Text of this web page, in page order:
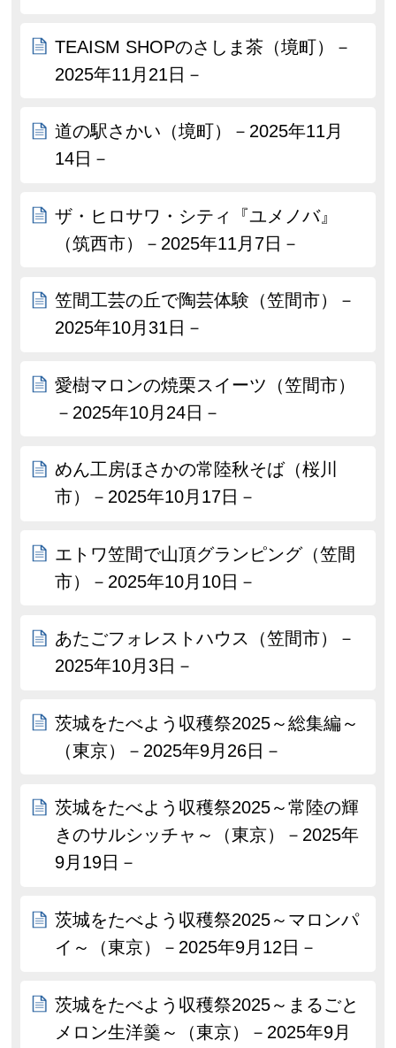
TEAISM SHOPのさしま茶（境町）－
2025年11月21日－
道の駅さかい（境町）－2025年11月
14日－
ザ・ヒロサワ・シティ『ユメノバ』
（筑西市）－2025年11月7日－
笠間工芸の丘で陶芸体験（笠間市）－
2025年10月31日－
愛樹マロンの焼栗スイーツ（笠間市）
－2025年10月24日－
めん工房ほさかの常陸秋そば（桜川
市）－2025年10月17日－
エトワ笠間で山頂グランピング（笠間
市）－2025年10月10日－
あたごフォレストハウス（笠間市）－
2025年10月3日－
茨城をたべよう収穫祭2025～総集編～
（東京）－2025年9月26日－
茨城をたべよう収穫祭2025～常陸の輝
きのサルシッチャ～（東京）－2025年
9月19日－
茨城をたべよう収穫祭2025～マロンパ
イ～（東京）－2025年9月12日－
茨城をたべよう収穫祭2025～まるごと
メロン生洋羹～（東京）－2025年9月